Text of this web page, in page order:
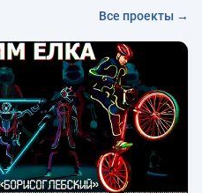
Все проекты →